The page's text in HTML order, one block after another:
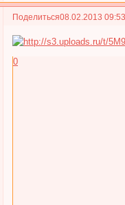
Поделиться08.02.2013
0